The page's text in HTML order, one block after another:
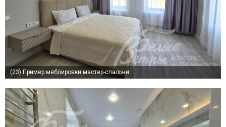
(23) Пример меблировки мастер-спальни.